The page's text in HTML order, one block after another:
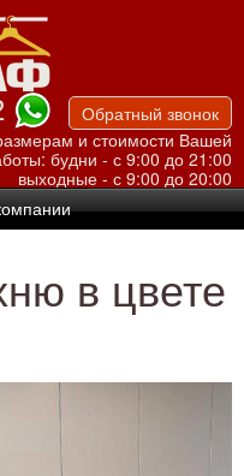
Обратный звонок
и стоимости Вашей
будни - с 9:00 до 21:00
выходные - с 9:00 до 20:00
в цвете